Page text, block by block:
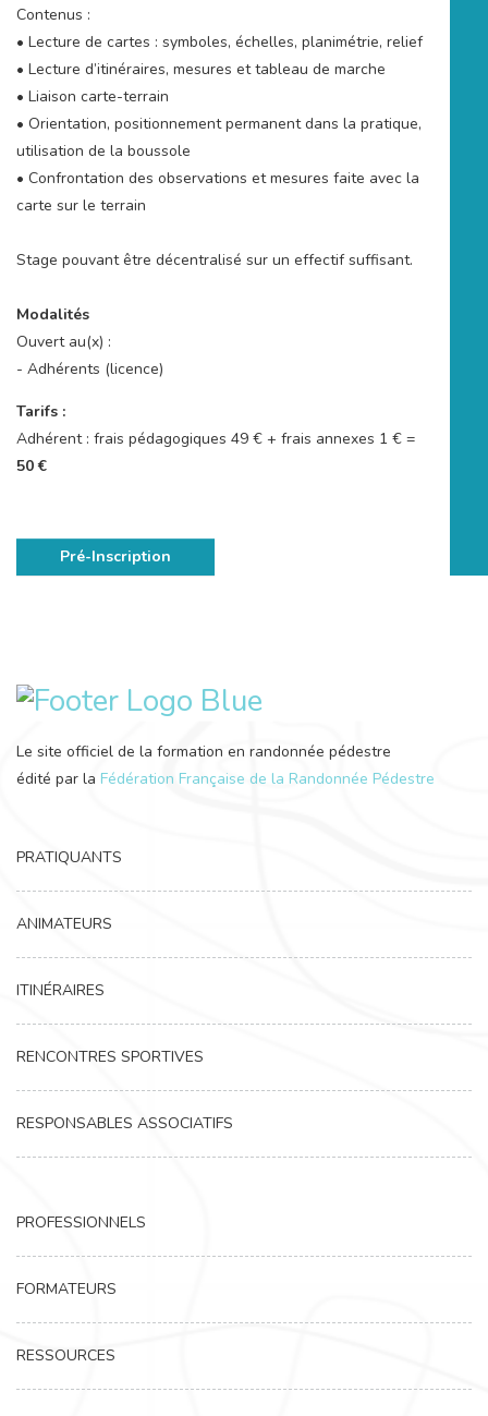
Contenus :
• Lecture de cartes : symboles, échelles, planimétrie, relief
• Lecture d’itinéraires, mesures et tableau de marche
• Liaison carte-terrain
• Orientation, positionnement permanent dans la pratique,
utilisation de la boussole
• Confrontation des observations et mesures faite avec la
carte sur le terrain
Stage pouvant être décentralisé sur un effectif suffisant.
Modalités
Ouvert au(x) :
- Adhérents (licence)
Tarifs :
Adhérent : frais pédagogiques 49 € + frais annexes 1 € =
50 €
Pré-Inscription
Le site officiel de la formation en randonnée pédestre
édité par la Fédération Française de la Randonnée Pédestre
PRATIQUANTS
ANIMATEURS
ITINÉRAIRES
RENCONTRES SPORTIVES
RESPONSABLES ASSOCIATIFS
PROFESSIONNELS
FORMATEURS
RESSOURCES